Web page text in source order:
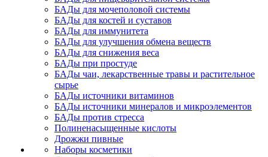
БАДы для мочеполовой системы
БАДы для костей и суставов
БАДы для иммунитета
БАДы для улучшения обмена веществ
БАДы для снижения веса
БАДы при простуде
БАДы чаи, лекарственные травы и растительное
сырье
БАДы источники витаминов
БАДы источники минералов и микроэлементов
БАДы против стресса
Полиненасыщенные кислоты
Дрожжи пивные
Наборы косметики